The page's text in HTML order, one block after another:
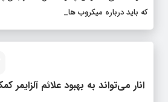
که باید درباره میکروب های نهفته بد
انار می‌تواند به بهبود علائم آلزایمر